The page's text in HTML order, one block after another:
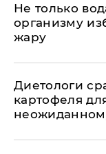
Не только
организму
жару
Диетологи
картофеля